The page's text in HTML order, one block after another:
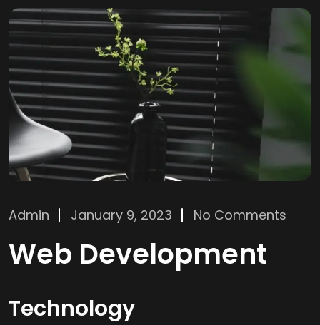
Admin January 9, 2023 No Comments
Web Development
Technology